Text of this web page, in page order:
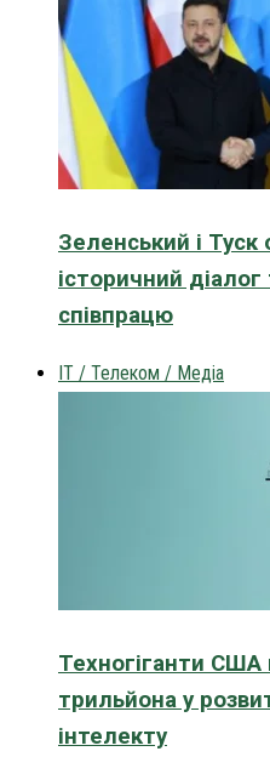
Зеленський і Туск
історичний
співпрацю
IT / Телеком / Медіа
Техногіганти США
трильйона у
інтелекту